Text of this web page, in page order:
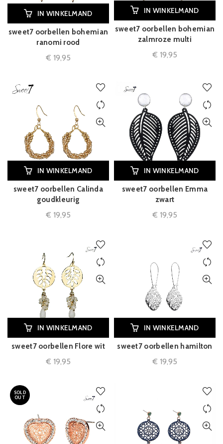
IN WINKELMAND
sweet7 oorbellen bohemian
ranomi rood
€ 19,95
IN WINKELMAND
sweet7 oorbellen bohemian
zalmroze multi
€ 19,95
IN WINKELMAND
sweet7 oorbellen Calinda
goudkleurig
€ 19,95
IN WINKELMAND
sweet7 oorbellen Emma
zwart
€ 19,95
IN WINKELMAND
sweet7 oorbellen Flore wit
€ 19,95
IN WINKELMAND
sweet7 oorbellen hamilton
€ 19,95
SOLD
OUT